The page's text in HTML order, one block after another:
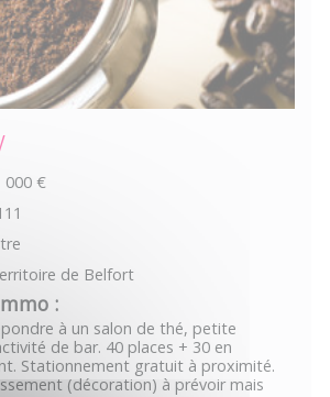
000 €
de Belfort
:
à un salon de thé, petite
de bar. 40 places + 30 en
Stationnement gratuit à proximité.
(décoration) à prévoir mais